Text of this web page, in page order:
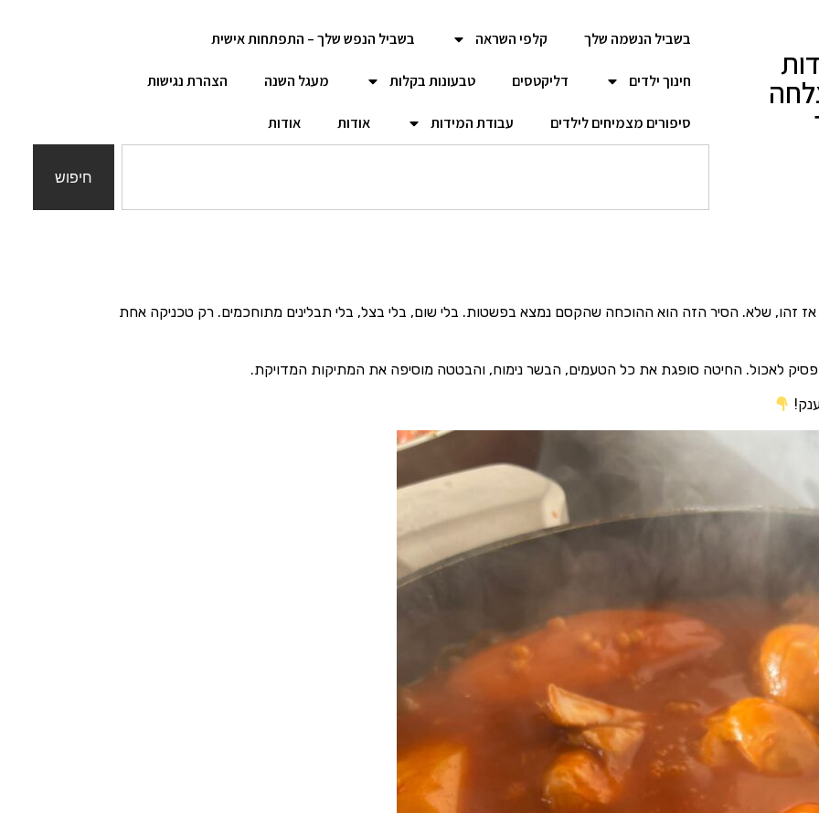
בשביל הנשמה שלך קלפי השראה בשביל הנפש שלך – התפתחות אישית
חינוך ילדים דליקטסים טבעונות בקלות מעגל השנה הצהרת נגישות
סיפורים מצמיחים לילדים עבודת המידות אודות אודות
חיפוש
אז זהו, שלא. הסיר הזה הוא ההוכחה שהקסם נמצא בפשטות. בלי שום, בלי בצל, בלי תבלינים מתוחכמים. רק טכניקה אחת
לאכול. החיטה סופגת את כל הטעמים, הבשר נימוח, והבטטה מוסיפה את המתיקות המדויקת.